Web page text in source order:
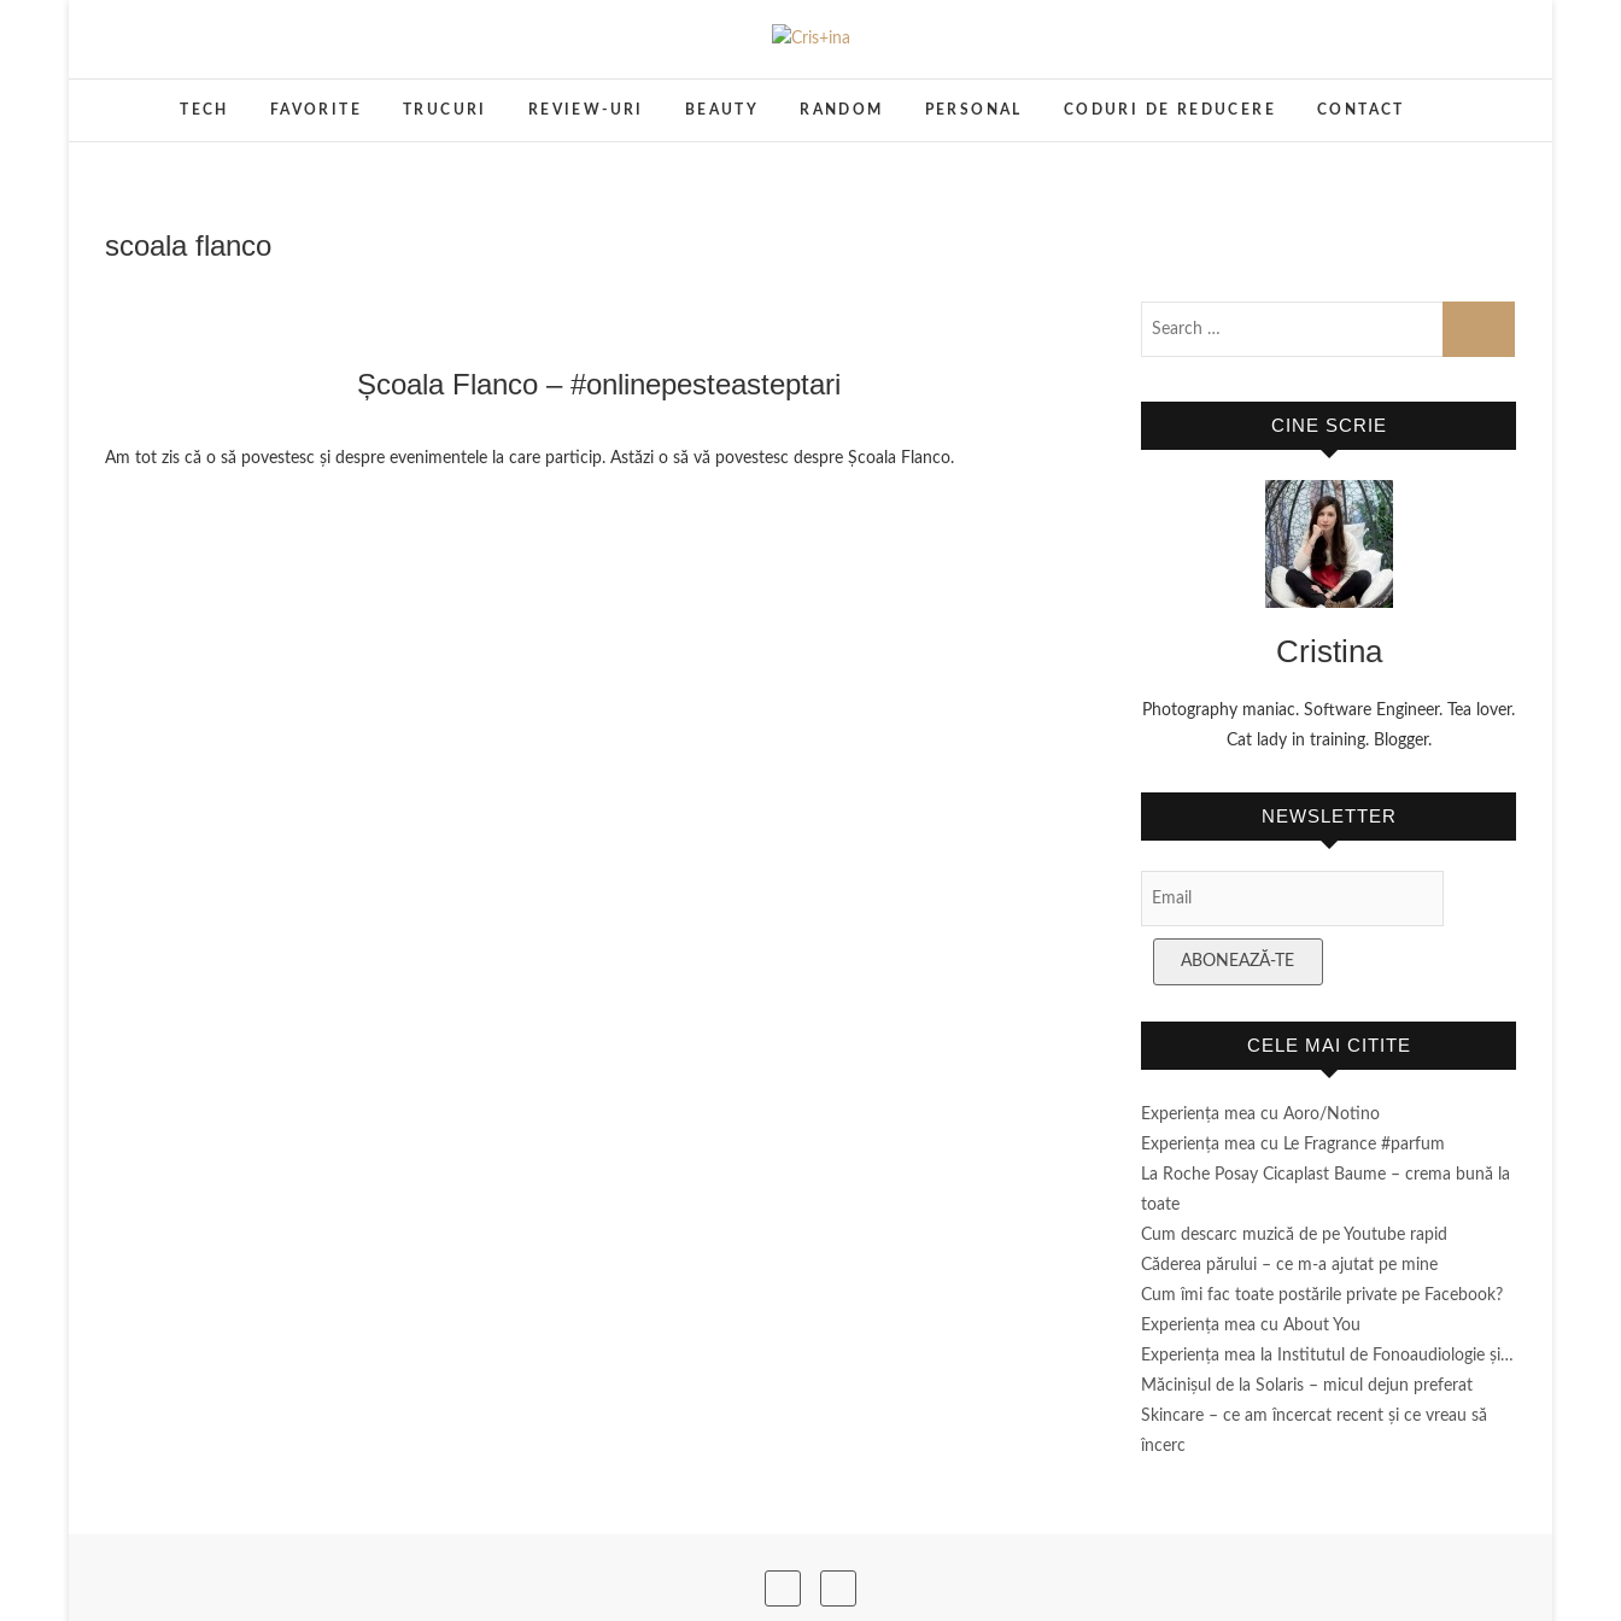
Cris+ina
TECH FAVORITE TRUCURI REVIEW-URI BEAUTY RANDOM PERSONAL CODURI DE REDUCERE CONTACT
scoala flanco
Școala Flanco – #onlinepesteasteptari
Am tot zis că o să povestesc și despre evenimentele la care particip. Astăzi o să vă povestesc despre Școala Flanco.
CINE SCRIE
Cristina
Photography maniac. Software Engineer. Tea lover.
Cat lady in training. Blogger.
NEWSLETTER
ABONEAZĂ-TE
CELE MAI CITITE
Experienţa mea cu Aoro/Notino
Experienţa mea cu Le Fragrance #parfum
La Roche Posay Cicaplast Baume – crema bună la
toate
Cum descarc muzică de pe Youtube rapid
Căderea părului – ce m-a ajutat pe mine
Cum îmi fac toate postările private pe Facebook?
Experiența mea cu About You
Experiența mea la Institutul de Fonoaudiologie și…
Măcinişul de la Solaris – micul dejun preferat
Skincare – ce am încercat recent și ce vreau să
încerc